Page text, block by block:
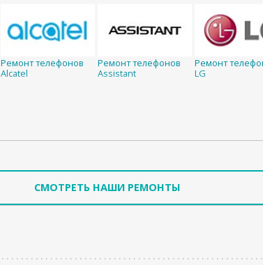
Ремонт телефонов
Alcatel
Ремонт телефонов
Assistant
Ремонт
LG
СМОТРЕТЬ НАШИ РЕМОНТЫ